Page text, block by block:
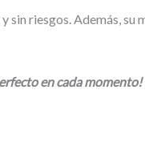
sin riesgos. Además,
en cada momento!